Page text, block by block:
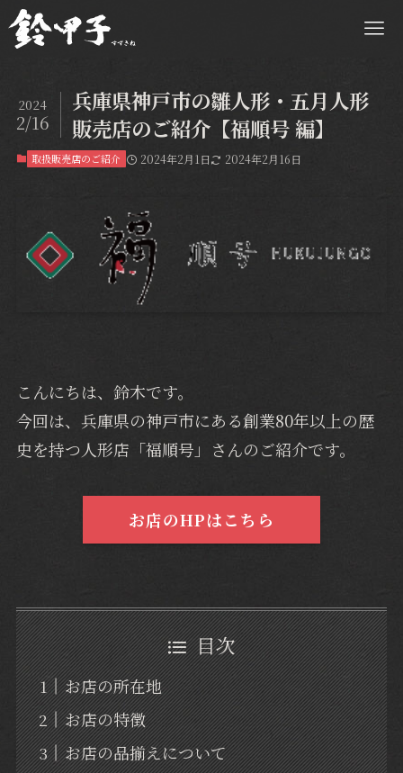
兵庫県神戸市の雛人形・五月人形
販売店のご紹介【福順号 編】
2024
2/16
取扱販売店のご紹介 2024年2月1日 2024年2月16日
こんにちは、鈴木です。
今回は、兵庫県の神戸市にある創業80年以上の歴
史を持つ人形店「福順号」さんのご紹介です。
お店のHPはこちら
目次
お店の所在地
お店の特徴
お店の品揃えについて